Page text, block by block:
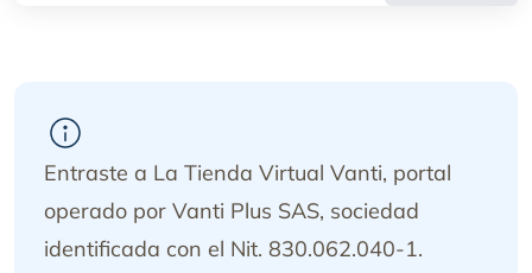
Entraste a La Tienda Virtual Vanti, portal
operado por Vanti Plus SAS, sociedad
identificada con el Nit. 830.062.040-1.